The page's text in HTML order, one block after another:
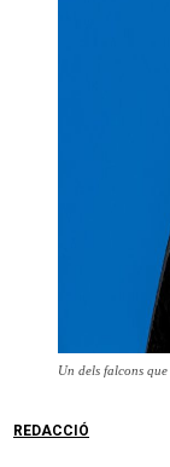
Un dels falcons
REDACCIÓ